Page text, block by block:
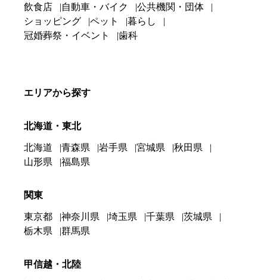
飲食店
自動車・バイク
公共機関・団体
ショッピング
ペット
暮らし
冠婚葬祭・イベント
歯科
エリアから探す
北海道・東北
北海道 青森県 岩手県 宮城県
秋田県
山形県
福島県
関東
東京都 神奈川県 埼玉県 千葉県
茨城県
栃木県
群馬県
甲信越・北陸